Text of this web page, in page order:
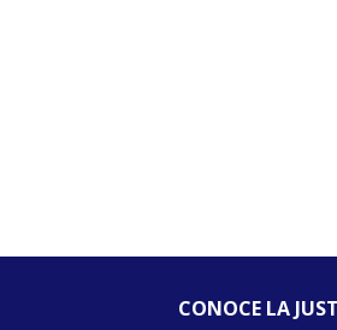
CONOCE LA